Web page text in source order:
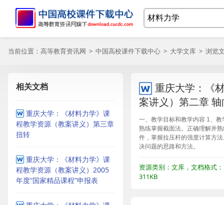
当前位置： 高等教育资讯网 > 中国高校课件下载中心 > 大学文库 > 浏览
相关文档
重庆大学：《材料力学》课
程教学资源（教案讲义）第三章
扭转
重庆大学：《材料力学》课
程教学资源（教案讲义）2005
年度“国家精品课程”申报表
重庆大学：《
案讲义）第二章
一、教学目标和教学内容 1、
熟练掌握截面法。正确理解并
件，掌握拉压杆的强度计算方
决问题的思路和方法。
资源类别：文库，文档格式
311KB